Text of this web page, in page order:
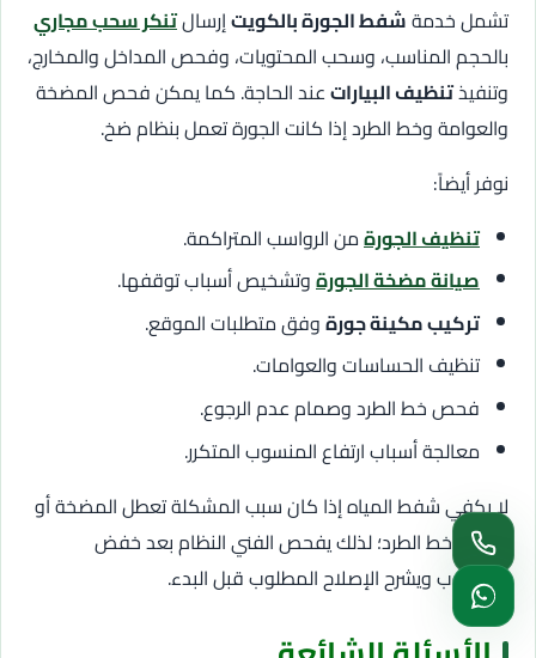
تشمل خدمةشفط الجورة بالكويتإرسالتنكر سحب مجاري
بالحجم المناسب، وسحب المحتويات، وفحص المداخل والمخارج،
وتنفيذتنظيف البياراتعند الحاجة. كما يمكن فحص المضخة
والعوامة وخط الطرد إذا كانت الجورة تعمل بنظام ضخ.
نوفر أيضاً:
تنظيف الجورةمن الرواسب المتراكمة.
صيانة مضخة الجورةوتشخيص أسباب توقفها.
تركيب مكينة جورةوفق متطلبات الموقع.
تنظيف الحساسات والعوامات.
فحص خط الطرد وصمام عدم الرجوع.
معالجة أسباب ارتفاع المنسوب المتكرر.
لا يكفي شفط المياه إذا كان سبب المشكلة تعطل المضخة أو
انسداد خط الطرد؛ لذلك يفحص الفني النظام بعد خفض
المنسوب ويشرح الإصلاح المطلوب قبل البدء.